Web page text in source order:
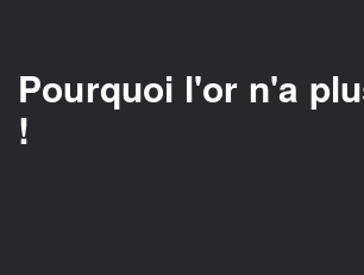
Pourquoi l'or n'a
!